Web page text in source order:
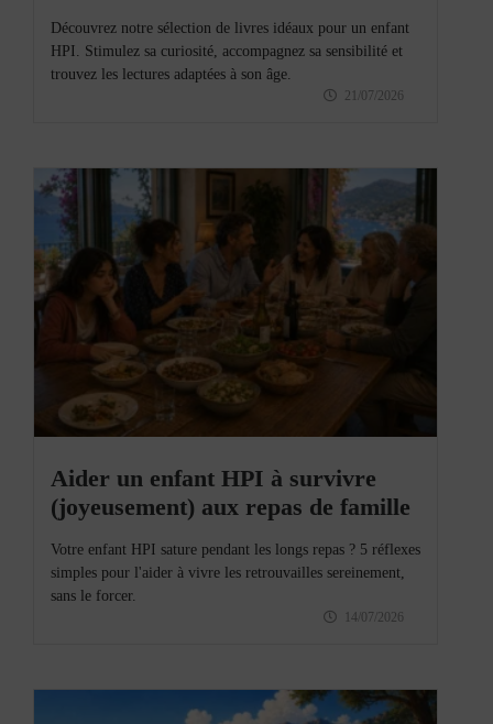
Découvrez notre sélection de livres idéaux pour un enfant
HPI. Stimulez sa curiosité, accompagnez sa sensibilité et
trouvez les lectures adaptées à son âge.
21/07/2026
Aider un enfant HPI à survivre
(joyeusement) aux repas de famille
Votre enfant HPI sature pendant les longs repas ? 5 réflexes
simples pour l'aider à vivre les retrouvailles sereinement,
sans le forcer.
14/07/2026